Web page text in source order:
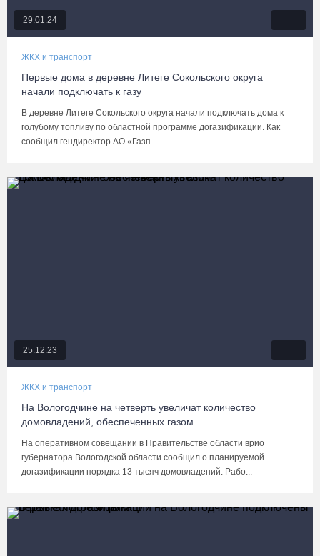
29.01.24
ЖКХ и транспорт
Первые дома в деревне Литеге Сокольского округа
начали подключать к газу
В деревне Литеге Сокольского округа начали подключать дома к
голубому топливу по областной программе догазификации. Как
сообщил гендиректор АО «Газп...
25.12.23
ЖКХ и транспорт
На Вологодчине на четверть увеличат количество
домовладений, обеспеченных газом
На оперативном совещании в Правительстве области врио
губернатора Вологодской области сообщил о планируемой
догазификации порядка 13 тысяч домовладений. Рабо...